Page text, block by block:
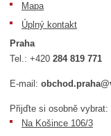
Mapa
Úplný kontakt
Praha
Tel.:+420284 819 771
E-mail:
Přijďte si osobně vybrat:
Na Košince 106/3